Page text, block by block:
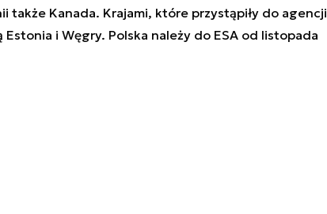
także Kanada. Krajami, które przystąpiły do agencji
Estonia i Węgry. Polska należy do ESA od listopada